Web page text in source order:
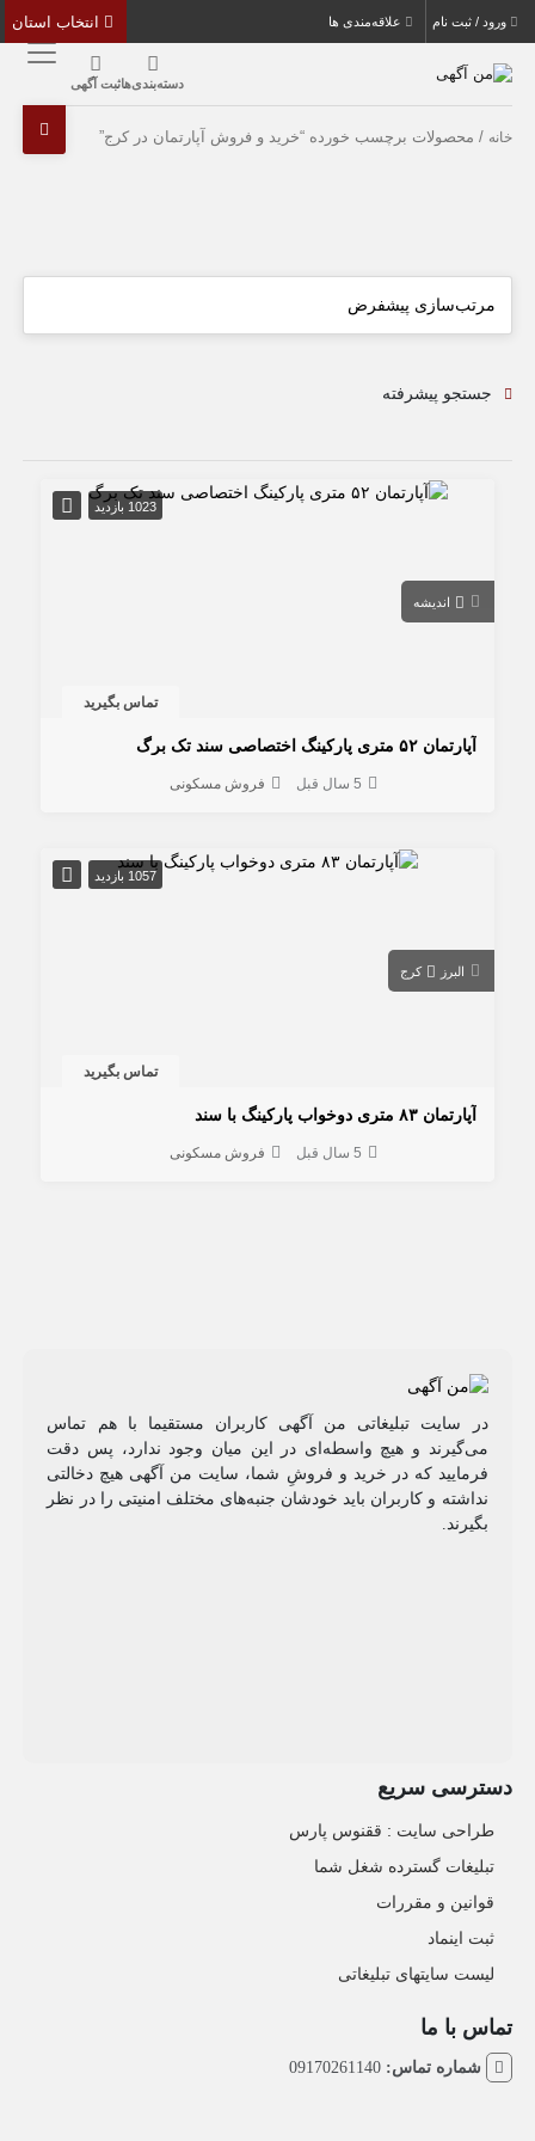
ورود / ثبت نام علاقه‌مندی ها
دسته‌بندی‌هاثبت آگهی
خانه / محصولات برچسب خورده “خرید و فروش آپارتمان در کرج”
جستجو پیشرفته
1023 بازدید
اندیشه
تماس بگیرید
آپارتمان ۵۲ متری پارکینگ اختصاصی سند تک برگ
5 سال قبل فروش مسکونی
1057 بازدید
البرز کرج
تماس بگیرید
آپارتمان ۸۳ متری دوخواب پارکینگ با سند
5 سال قبل فروش مسکونی
در سایت تبلیغاتی من آگهی کاربران مستقیما با هم تماس
می‌گیرند و هیچ واسطه‌ای در این میان وجود ندارد، پس دقت
فرمایید که در خرید و فروشِ شما، سایت من آگهی هیچ دخالتی
نداشته و کاربران باید خودشان جنبه‌های مختلف امنیتی را در نظر
بگیرند.
دسترسی سریع
طراحی سایت :‌ ققنوس پارس
تبلیغات گسترده شغل شما
قوانین و مقررات
ثبت اینماد
لیست سایتهای تبلیغاتی
تماس با ما
شماره تماس:09170261140